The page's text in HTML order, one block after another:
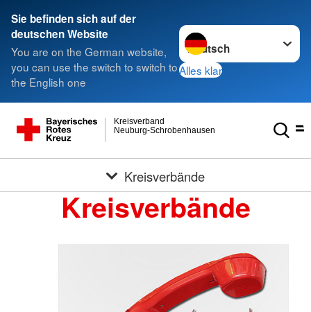
Sie befinden sich auf der
deutschen Website
You are on the German website,
you can use the switch to switch to
the English one
Sprache wechseln zu
Alles klar
Neuburg-Schrobenhausen
Kreisverband
Kreisverbände
Kreisverbände